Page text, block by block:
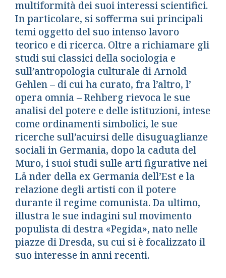
multiformità dei suoi interessi scientifici.
In particolare, si sofferma sui principali
temi oggetto del suo intenso lavoro
teorico e di ricerca. Oltre a richiamare gli
studi sui classici della sociologia e
sull’antropologia culturale di Arnold
Gehlen ­– di cui ha curato, fra l’altro, l’
opera omnia – Rehberg rievoca le sue
analisi del potere e delle istituzioni, intese
come ordinamenti simbolici, le sue
ricerche sull’acuirsi delle disuguaglianze
sociali in Germania, dopo la caduta del
Muro, i suoi studi sulle arti figurative nei
Lä nder della ex Germania dell’Est e la
relazione degli artisti con il potere
durante il regime comunista. Da ultimo,
illustra le sue indagini sul movimento
populista di destra «Pegida», nato nelle
piazze di Dresda, su cui si è focalizzato il
suo interesse in anni recenti.